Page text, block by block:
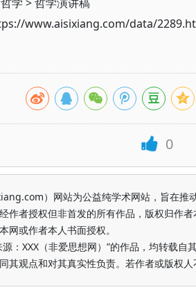
www.aisixiang.com/data/
0
）网站为公益纯学术网站，旨在推
作者授权但非首发的所有作品，版权归作
网或作者本人书面授权。
源：XXX（非爱思想网）”的作品，均转载
其观点和对其真实性负责。若作者或版权